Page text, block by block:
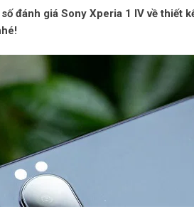
đánh giá Sony Xperia 1 IV về thiết